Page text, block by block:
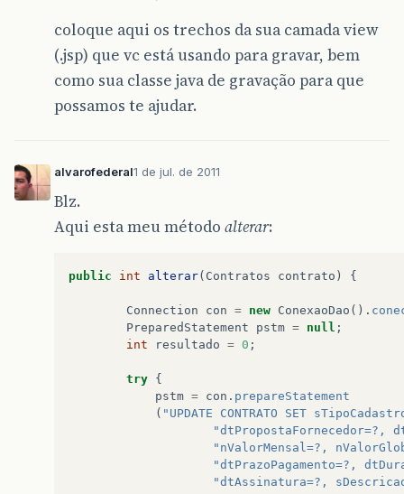
java .Thread run :662
coloque aqui os trechos da sua camada view
(.jsp) que vc está usando para gravar, bem
como sua classe java de gravação para que
possamos te ajudar.
alvarofederal1 de jul. de 2011
Blz.
Aqui esta meu método alterar:
public int alterar( Contratos contrato ) {
Connection con = new ConexaoDao ().
PreparedStatement
pstm = null ;
int
resultado = 0 ;
try {
pstm = con . prepareStatement
( "UPDATE CONTRATO SET
"dtPropostaFornecedor=?,
"nValorMensal=?,
"dtPrazoPagamento=?,
"dtAssinatura=?,